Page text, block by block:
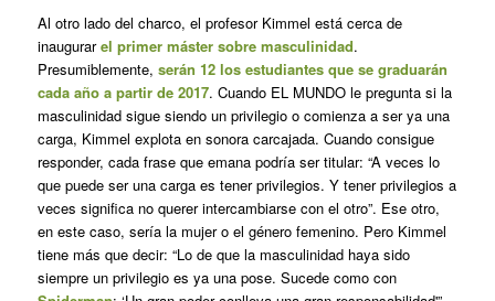
Al otro lado del charco, el profesor Kimmel está cerca de
inaugurarel primer máster sobre masculinidad.
Presumiblemente, serán 12 los estudiantes que se graduarán
cada año a partir de 2017. Cuando EL MUNDO le pregunta si la
masculinidad sigue siendo un privilegio o comienza a ser ya una
carga, Kimmel explota en sonora carcajada. Cuando consigue
responder, cada frase que emana podría ser titular: “A veces lo
que puede ser una carga es tener privilegios. Y tener privilegios a
veces significa no querer intercambiarse con el otro”. Ese otro,
en este caso, sería la mujer o el género femenino. Pero Kimmel
tiene más que decir: “Lo de que la masculinidad haya sido
siempre un privilegio es ya una pose. Sucede como con